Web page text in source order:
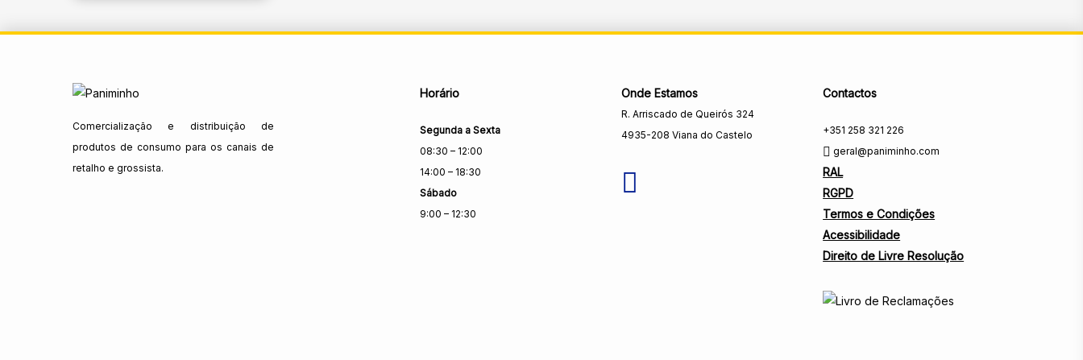
Comercialização e distribuição de
produtos de consumo para os canais de
retalho e grossista.
Horário
Segunda a Sexta
08:30 – 12:00
14:00 – 18:30
Sábado
9:00 – 12:30
Onde Estamos
R. Arriscado de Queirós 324
4935-208 Viana do Castelo
Contactos
+351 258 321 226
geral@paniminho.com
RAL
RGPD
Termos e Condições
Acessibilidade
Direito de Livre Resolução